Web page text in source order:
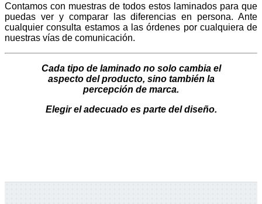
Contamos con muestras de todos estos laminados para que
puedas ver y comparar las diferencias en persona. Ante
cualquier consulta estamos a las órdenes por cualquiera de
nuestras vías de comunicación.
Cada tipo de laminado no solo cambia el
aspecto del producto, sino también la
percepción de marca.
Elegir el adecuado es parte del diseño.